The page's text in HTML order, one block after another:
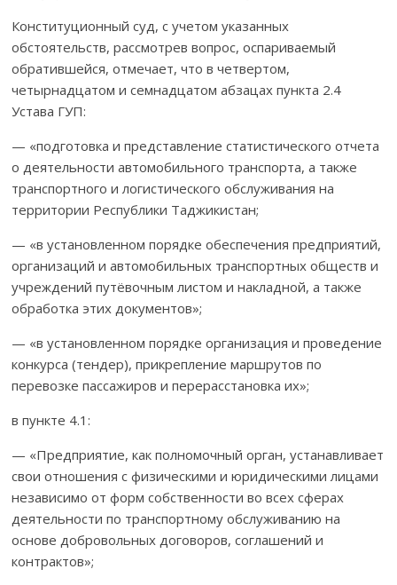
Конституционный суд, с учетом указанных
обстоятельств, рассмот­рев вопрос, оспариваемый
обратившейся, отмечает, что в четвертом,
четырнадцатом и семнадцатом абзацах пункта 2.4
Устава ГУП:
— «подготовка и представление статистического отчета
о деятель­ности автомобильного транспорта, а также
транспортного и логисти­ческого обслу­жи­вания на
территории Республики Таджикистан;
— «в установленном порядке обеспечения предприятий,
организа­ций и автомобильных транспортных обществ и
учреждений путёвочным листом и накладной, а также
обработка этих документов»;
— «в установленном порядке организация и проведение
конкурса (тендер), прикрепление маршрутов по
перевозке пассажиров и перерас­становка их»;
в пункте 4.1:
— «Предприятие, как полномочный орган, устанавливает
свои отно­ше­ния с физическими и юридическими лицами
независимо от форм соб­ствен­ности во всех сферах
деятель­ности по транспортному обслужи­ванию на
основе добровольных договоров, соглашений и
контрактов»;